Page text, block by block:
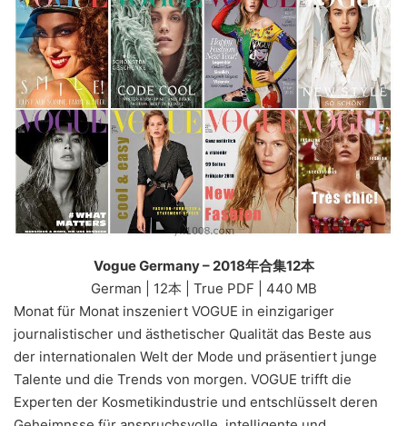
Vogue Germany – 2018年合集12本
German | 12本 | True PDF | 440 MB
Monat für Monat inszeniert VOGUE in einzigariger
journalistischer und ästhetischer Qualität das Beste aus
der internationalen Welt der Mode und präsentiert junge
Talente und die Trends von morgen. VOGUE trifft die
Experten der Kosmetikindustrie und entschlüsselt deren